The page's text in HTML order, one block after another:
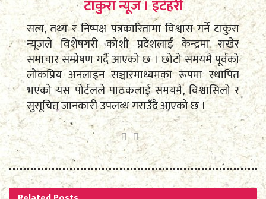
टाकुरा न्यूज । इटहरी
सत्य, तथ्य र निष्पक्ष पत्रकारितामा विश्वास गर्ने टाकुरा
न्यूजले विशेषगरी कोशी प्रदेशलाई केन्द्रमा राखेर
समाचार सम्प्रेषण गर्दै आएको छ । छोटो समयमै पूर्वको
लोकप्रिय अनलाइन सञ्चारमाध्यमका रूपमा स्थापित
भएको यस पोर्टलले पाठकलाई समयमै, विश्वासिलो र
सुसूचित जानकारी उपलब्ध गराउँदै आएको छ ।